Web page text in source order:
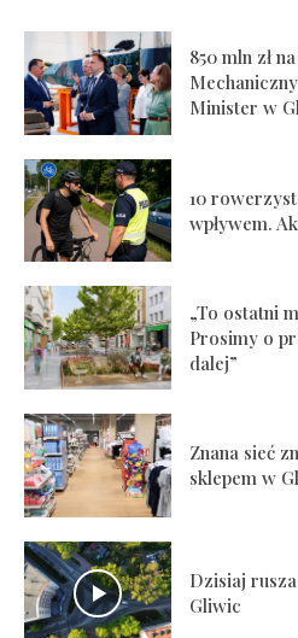
850 mln zł
Minister w
10
wpływem.
„To ostatni
Prosimy o
dalej”
Znana sieć
sklepem w
Dzisiaj
Gliwic